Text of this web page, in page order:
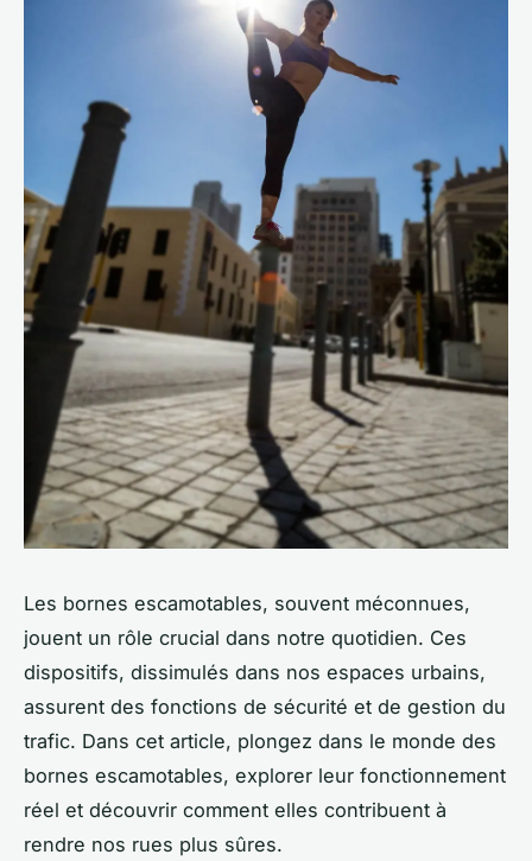
Les bornes escamotables, souvent méconnues,
jouent un rôle crucial dans notre quotidien. Ces
dispositifs, dissimulés dans nos espaces urbains,
assurent des fonctions de sécurité et de gestion du
trafic. Dans cet article, plongez dans le monde des
bornes escamotables, explorer leur fonctionnement
réel et découvrir comment elles contribuent à
rendre nos rues plus sûres.